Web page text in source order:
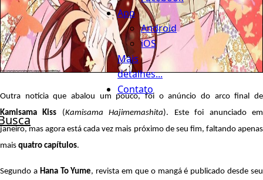
App
Android
iOS
Mais
detalhes...
Contato
Outra notícia que abalou um pouco, foi o anúncio do arco final de
Kamisama Kiss (Kamisama Hajimemashita). Este foi anunciado em
janeiro, mas agora está cada vez mais próximo de seu fim, faltando apenas
mais quatro capítulos.
Segundo a Hana To Yume, revista em que o mangá é publicado desde seu